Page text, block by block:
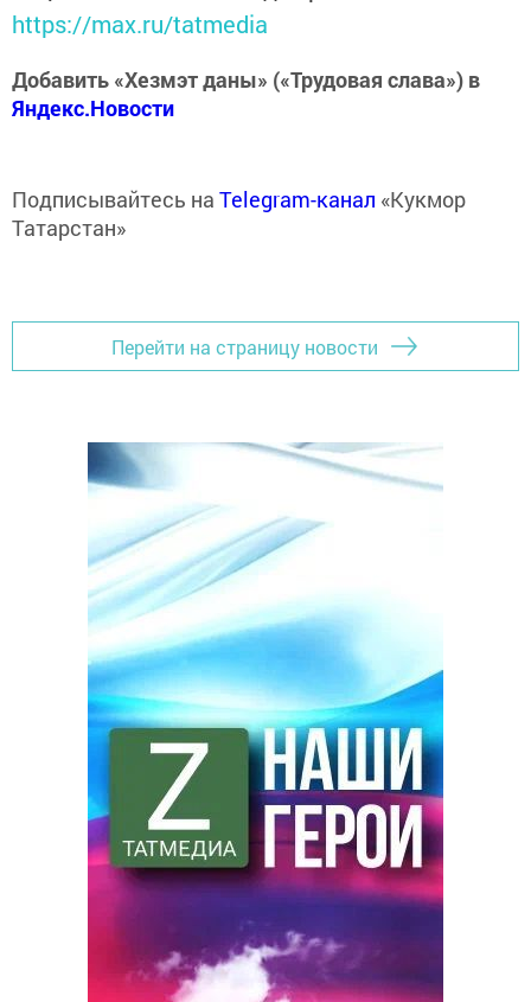
https://max.ru/tatmedia
Добавить «Хезмэт даны» («Трудовая слава») в
Яндекс.Новости
Подписывайтесь на Telegram-канал «Кукмор
Татарстан»
Перейти на страницу новости